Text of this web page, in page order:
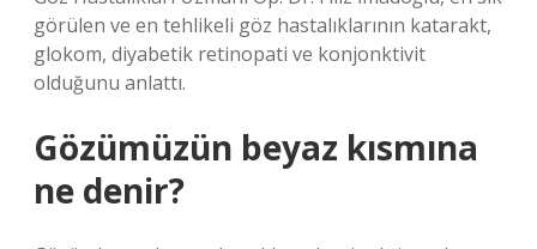
görülen ve en tehlikeli göz hastalıklarının katarakt,
glokom, diyabetik retinopati ve konjonktivit
olduğunu anlattı.
Gözümüzün beyaz kısmına
ne denir?